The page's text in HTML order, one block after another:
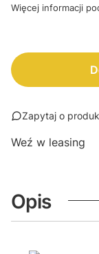
Więcej informacji
Zapytaj o
Weź w leasing
Opis